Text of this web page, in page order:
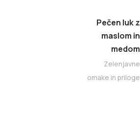
Pečen luk z
maslom in
medom
Zelenjavne
omake in priloge